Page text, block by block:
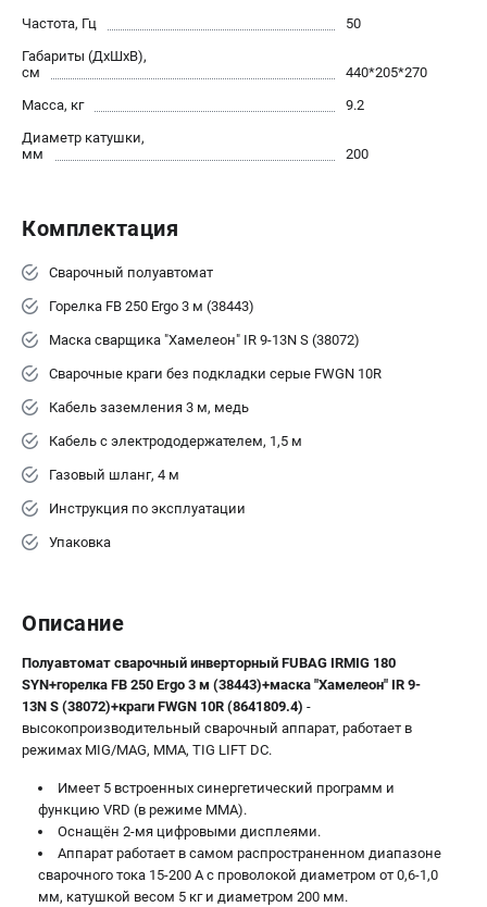
Частота, Гц
50
Габариты (ДхШхВ),
см
440*205*270
Масса, кг
9.2
Диаметр катушки,
мм
200
Комплектация
Сварочный полуавтомат
Горелка FB 250 Ergo 3 м (38443)
Маска сварщика "Хамелеон" IR 9-13N S (38072)
Сварочные краги без подкладки серые FWGN 10R
Кабель заземления 3 м, медь
Кабель с электрододержателем, 1,5 м
Газовый шланг, 4 м
Инструкция по эксплуатации
Упаковка
Описание
Полуавтомат сварочный инверторный FUBAG IRMIG 180
SYN+горелка FB 250 Ergo 3 м (38443)+маска "Хамелеон" IR 9-
13N S (38072)+краги FWGN 10R (8641809.4) -
высокопроизводительный сварочный аппарат, работает в
режимах MIG/MAG, MMA, TIG LIFT DC.
Имеет 5 встроенных синергетический программ и
функцию VRD (в режиме MMA).
Оснащён 2-мя цифровыми дисплеями.
Аппарат работает в самом распространенном диапазоне
сварочного тока 15-200 А с проволокой диаметром от 0,6-1,0
мм, катушкой весом 5 кг и диаметром 200 мм.